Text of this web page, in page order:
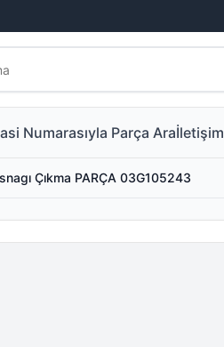
Numarasıyla Parça Araİletişim
Çıkma PARÇA 03G105243